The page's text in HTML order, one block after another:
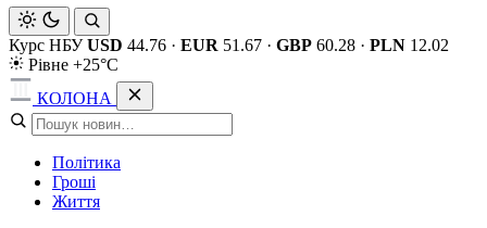
Курс НБУ USD 44.76 · EUR 51.67 · GBP 60.28 · PLN 12.02
Рівне +25°C
КОЛОНА
Політика
Гроші
Життя